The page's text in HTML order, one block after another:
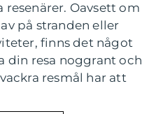
Oavsett om
på stranden eller
finns det något
din resa noggrant och
resmål har att